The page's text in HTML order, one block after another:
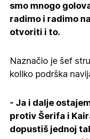
smo mnogo
radimo i radimo
otvoriti i to.
Naznačio je šef
koliko podrška
- Ja i dalje
protiv Šerifa i
dopustiš jednoj